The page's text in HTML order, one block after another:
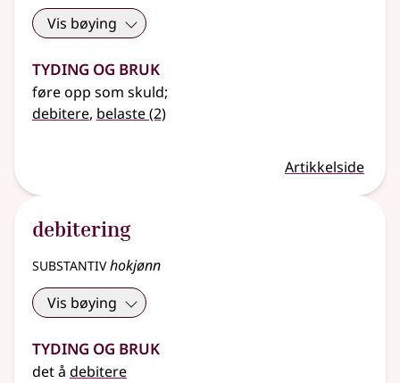
Vis bøying
Tyding og bruk
føre opp som skuld;
debitere, belaste(2)
Artikkelside
debitering
substantivhokjønn
Vis bøying
Tyding og bruk
det å debitere